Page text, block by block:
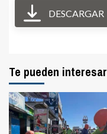
DESCARGAR
Te pueden interesar